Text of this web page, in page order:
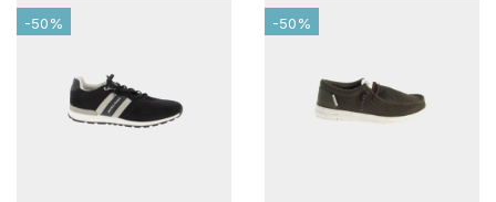
-50% -50%